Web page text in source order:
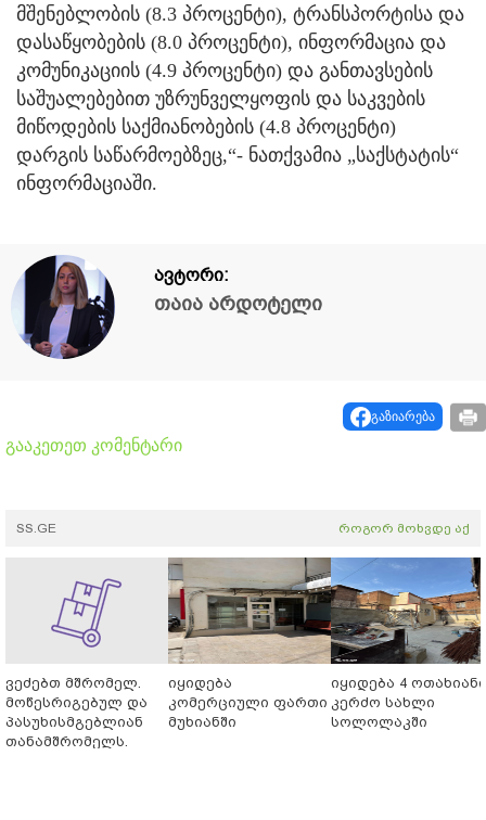
მშენებლობის (8.3 პროცენტი), ტრანსპორტისა და
დასაწყობების (8.0 პროცენტი), ინფორმაცია და
კომუნიკაციის (4.9 პროცენტი) და განთავსების
საშუალებებით უზრუნველყოფის და საკვების
მიწოდების საქმიანობების (4.8 პროცენტი)
დარგის საწარმოებზეც,“- ნათქვამია „საქსტატის“
ინფორმაციაში.
ავტორი:
თაია არდოტელი
გაზიარება
გააკეთეთ კომენტარი
SS.GE როგორ მოხვდე აქ
ვეძებთ მშრომელ.
მოწესრიგებულ და
პასუხისმგებლიან
თანამშრომელს.
იყიდება
კომერციული ფართი
მუხიანში
იყიდება 4 ოთახიანი
კერძო სახლი
სოლოლაკში